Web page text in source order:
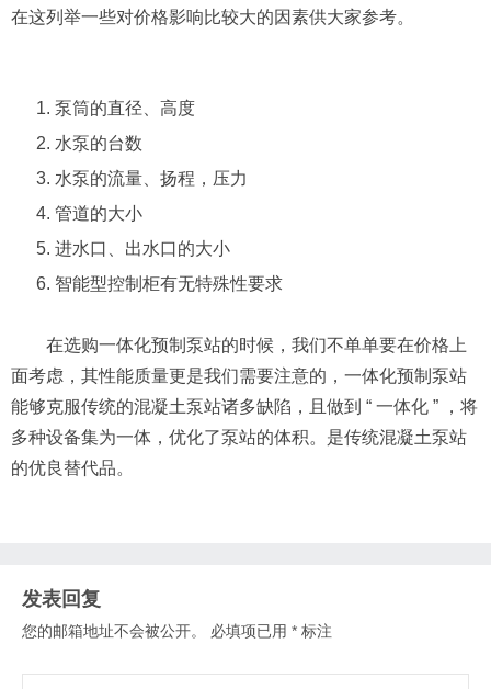
在这列举一些对价格影响比较大的因素供大家参考。
泵筒的直径、高度
水泵的台数
水泵的流量、扬程，压力
管道的大小
进水口、出水口的大小
智能型控制柜有无特殊性要求
在选购一体化预制泵站的时候，我们不单单要在价格上
面考虑，其性能质量更是我们需要注意的，一体化预制泵站
能够克服传统的混凝土泵站诸多缺陷，且做到 “ 一体化 ” ，将
多种设备集为一体，优化了泵站的体积。是传统混凝土泵站
的优良替代品。
发表回复
您的邮箱地址不会被公开。 必填项已用 * 标注